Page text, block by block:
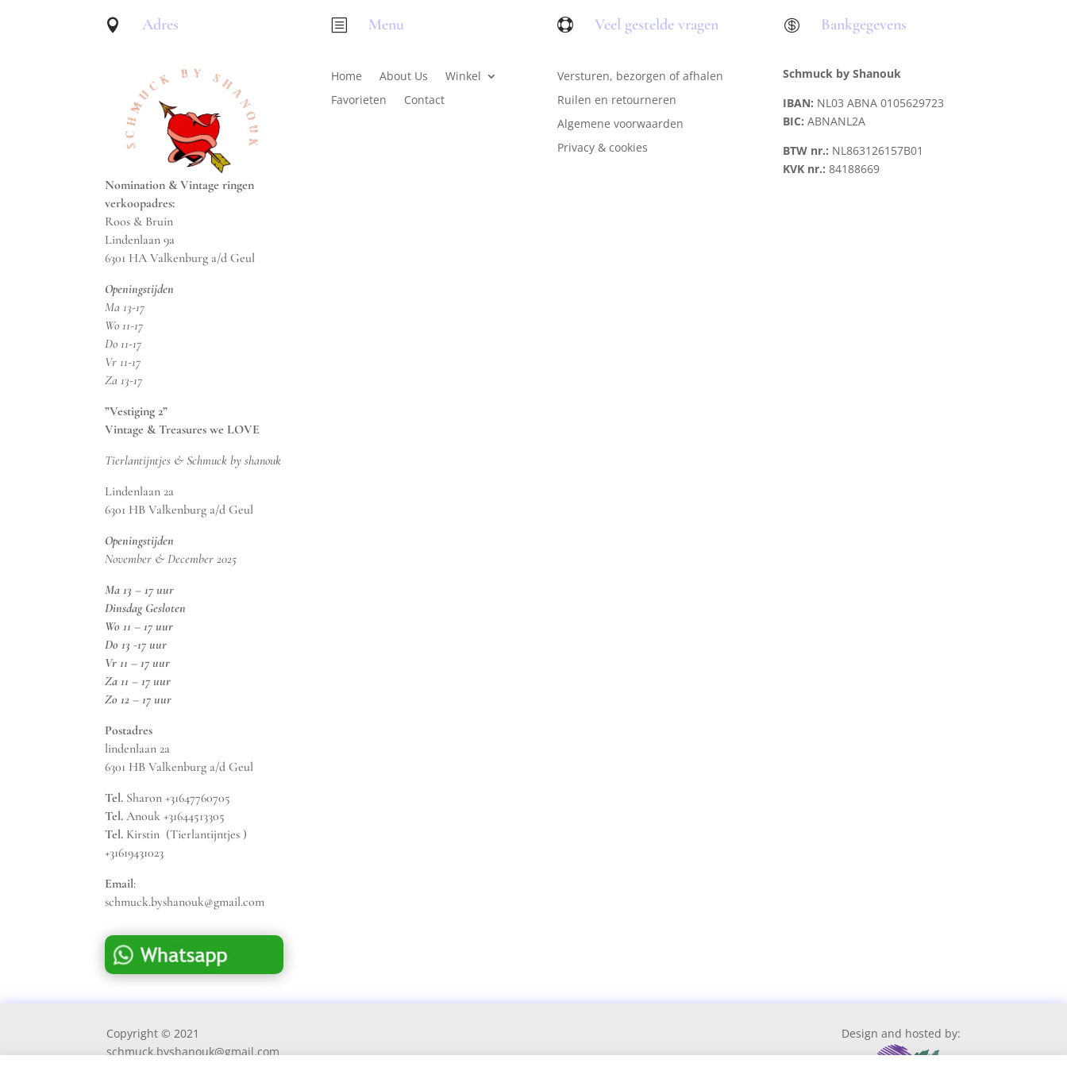
 Adres
Nomination & Vintage ringen
verkoopadres:
Roos & Bruin
Lindenlaan 9a
6301 HA Valkenburg a/d Geul
Openingstijden
Ma 13-17
Wo 11-17
Do 11-17
Vr 11-17
Za 13-17
”Vestiging 2”
Vintage & Treasures we LOVE
Tierlantijntjes & Schmuck by shanouk
Lindenlaan 2a
6301 HB Valkenburg a/d Geul
Openingstijden
November & December 2025
Ma 13 – 17 uur
Dinsdag Gesloten
Wo 11 – 17 uur
Do 13 -17 uur
Vr 11 – 17 uur
Za 11 – 17 uur
Zo 12 – 17 uur
Postadres
lindenlaan 2a
6301 HB Valkenburg a/d Geul
Tel. Sharon +31647760705
Tel. Anouk +31644513305
Tel. Kirstin (Tierlantijntjes )
+31619431023
Email:
schmuck.byshanouk@gmail.com
b Menu
Home About Us
Winkel
Favorieten
Contact
 Veel gestelde vragen
Versturen, bezorgen of afhalen
Ruilen en retourneren
Algemene voorwaarden
Privacy & cookies
 Bankgegevens
Schmuck by Shanouk
IBAN: NL03 ABNA 0105629723
BIC: ABNANL2A
BTW nr.: NL863126157B01
KVK nr.:84188669
Copyright © 2021
schmuck.byshanouk@gmail.com
Design and hosted by: